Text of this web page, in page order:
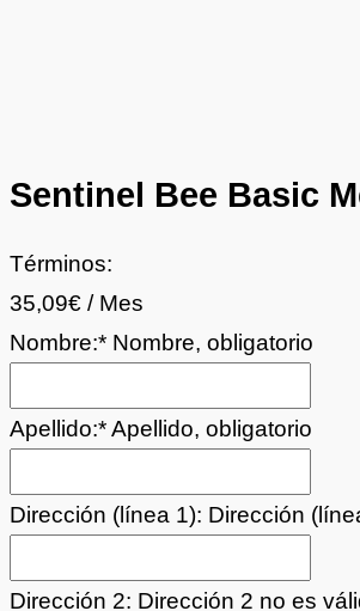
Sentinel Bee Basic
Términos:
35,09€ / Mes
Nombre:* Nombre, obligatorio
Apellido:*Apellido, obligatorio
Dirección (línea 1): Dirección
Dirección 2: Dirección 2 no es